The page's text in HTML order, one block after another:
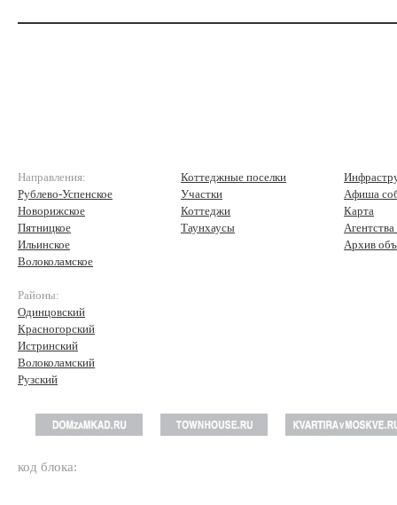
Направления:
Рублево-Успенское
Новорижское
Пятницкое
Ильинское
Волоколамское
Районы:
Одинцовский
Красногорский
Истринский
Волоколамский
Рузский
Коттеджные поселки
Участки
Коттеджи
Таунхаусы
Афиша
Карта
Архив
код блока: